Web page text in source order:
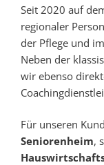
Seit 2020 auf
regionaler
der Pflege und
Neben der
wir ebenso
Für unseren
Seniorenheim,